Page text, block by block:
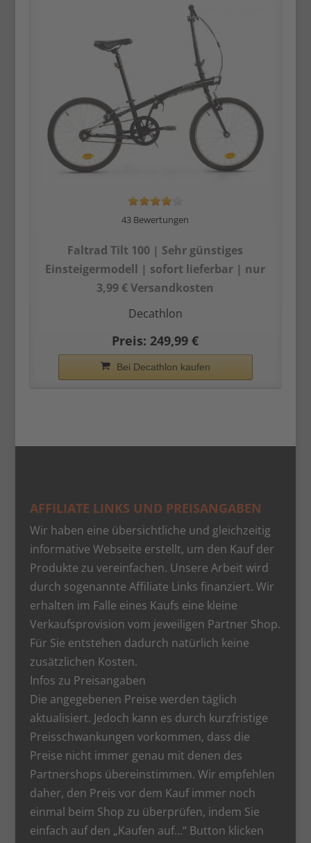
43 Bewertungen
Faltrad Tilt 100 | Sehr günstiges
Einsteiger­modell | sofort lieferbar | nur
3,99 € Versandkosten
Decathlon
Preis: 249,99 €
Bei Decathlon kaufen
AFFILIATE LINKS UND PREISANGABEN
Wir haben eine übersichtliche und gleichzeitig
informative Webseite erstellt, um den Kauf der
Produkte zu vereinfachen. Unsere Arbeit wird
durch sogenannte Affiliate Links finanziert. Wir
erhalten im Falle eines Kaufs eine kleine
Verkaufsprovision vom jeweiligen Partner Shop.
Für Sie entstehen dadurch natürlich keine
zusätzlichen Kosten.
Infos zu Preisangaben
Die angegebenen Preise werden täglich
aktualisiert. Jedoch kann es durch kurzfristige
Preisschwankungen vorkommen, dass die
Preise nicht immer genau mit denen des
Partnershops übereinstimmen. Wir empfehlen
daher, den Preis vor dem Kauf immer noch
einmal beim Shop zu überprüfen, indem Sie
einfach auf den „Kaufen auf…“ Button klicken